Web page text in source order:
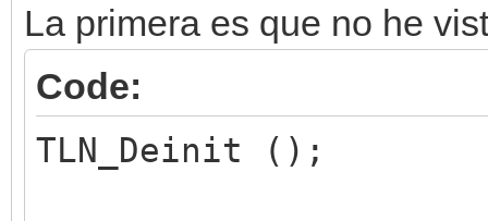
La primera es que no he
Code:
TLN_Deinit ();